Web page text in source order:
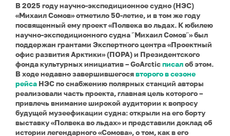
В 2025 году научно-экспедиционное судно (НЭС)
«Михаил Сомов» отметило 50-летие, и в том же году
посвященный ему проект «Полвека во льдах. К юбилею
научно-экспедиционного судна ῝Михаил Сомов῝» был
поддержан грантами Экспертного центра «Проектный
офис развития Арктики» (ПОРА) и Президентского
фонда культурных инициатив – GoArcticписалоб этом.
В ходе недавно завершившегосявторого в сезоне
рейса НЭС по снабжению полярных станций авторы
реализовали часть проекта, главная цель которого –
привлечь внимание широкой аудитории к вопросу
будущей музеефикации судна: открыли на его борту
выставку «Полвека во льдах» и представили доклад об
истории легендарного «Сомова», о том, как в его